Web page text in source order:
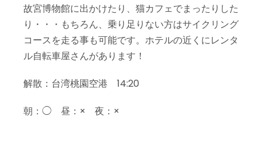
故宮博物館に出かけたり、猫カフェでまったりした
り・・・もちろん、乗り足りない方はサイクリング
コースを走る事も可能です。ホテルの近くにレンタ
ル自転車屋さんがあります！
解散：台湾桃園空港 14:20
朝：◯ 昼：× 夜：×